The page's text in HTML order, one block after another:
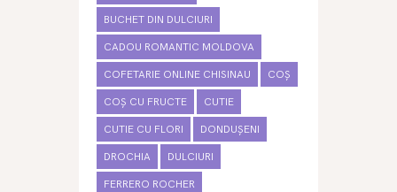
BUCHET DIN DULCIURI
CADOU ROMANTIC MOLDOVA
COFETARIE ONLINE CHISINAU COȘ
COȘ CU FRUCTE CUTIE
CUTIE CU FLORI DONDUȘENI
DROCHIA DULCIURI
FERRERO ROCHER